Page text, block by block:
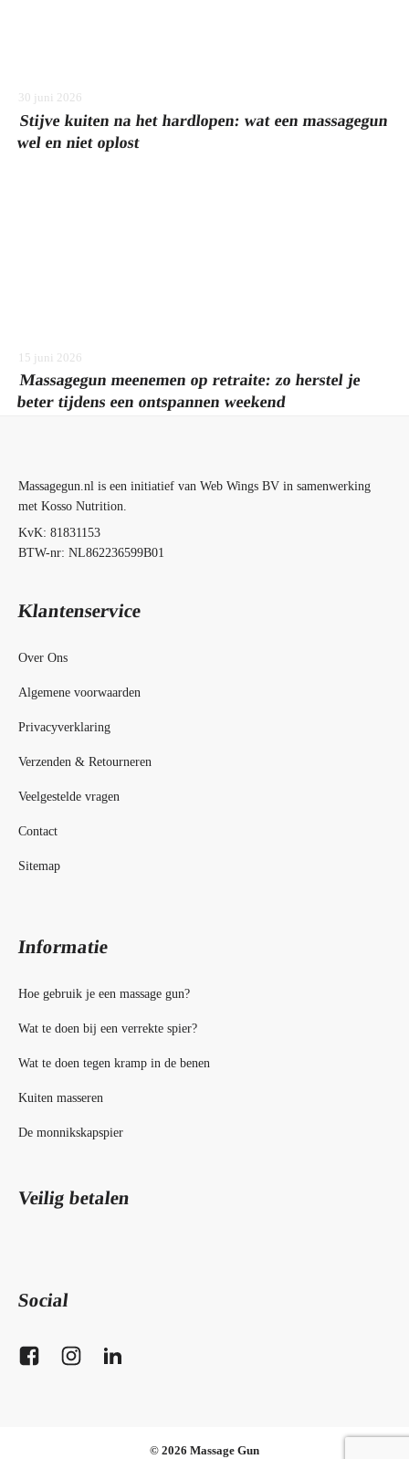
30 juni 2026
Stijve kuiten na het hardlopen: wat een massagegun
wel en niet oplost
15 juni 2026
Massagegun meenemen op retraite: zo herstel je
beter tijdens een ontspannen weekend
Massagegun.nl is een initiatief van Web Wings BV in samenwerking
met Kosso Nutrition.
KvK: 81831153
BTW-nr: NL862236599B01
Klantenservice
Over Ons
Algemene voorwaarden
Privacyverklaring
Verzenden & Retourneren
Veelgestelde vragen
Contact
Sitemap
Informatie
Hoe gebruik je een massage gun?
Wat te doen bij een verrekte spier?
Wat te doen tegen kramp in de benen
Kuiten masseren
De monnikskapspier
Veilig betalen
Social
© 2026 Massage Gun